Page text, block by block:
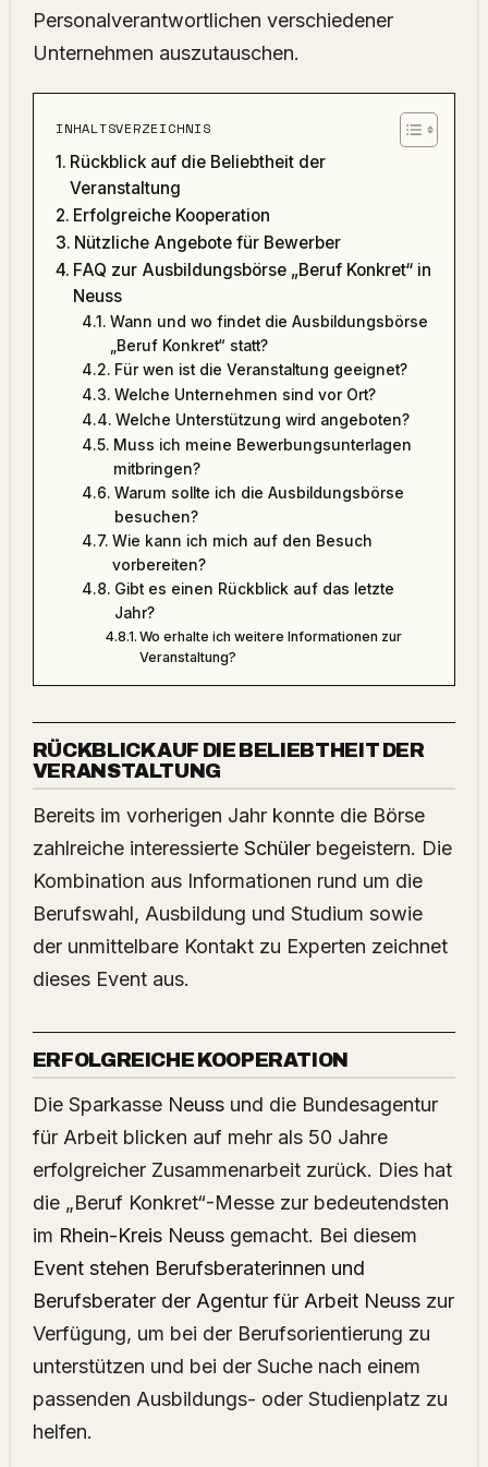
Personalverantwortlichen verschiedener
Unternehmen auszutauschen.
INHALTSVERZEICHNIS
Rückblick auf die Beliebtheit der
Veranstaltung
Erfolgreiche Kooperation
Nützliche Angebote für Bewerber
FAQ zur Ausbildungsbörse „Beruf Konkret“ in
Neuss
Wann und wo findet die Ausbildungsbörse
„Beruf Konkret“ statt?
Für wen ist die Veranstaltung geeignet?
Welche Unternehmen sind vor Ort?
Welche Unterstützung wird angeboten?
Muss ich meine Bewerbungsunterlagen
mitbringen?
Warum sollte ich die Ausbildungsbörse
besuchen?
Wie kann ich mich auf den Besuch
vorbereiten?
Gibt es einen Rückblick auf das letzte
Jahr?
Wo erhalte ich weitere Informationen zur
Veranstaltung?
RÜCKBLICK AUF DIE BELIEBTHEIT DER
VERANSTALTUNG
Bereits im vorherigen Jahr konnte die Börse
zahlreiche interessierte Schülerbegeistern. Die
Kombination aus Informationen rund um die
Berufswahl, Ausbildung und Studium sowie
der unmittelbare Kontakt zu Experten zeichnet
dieses Event aus.
ERFOLGREICHE KOOPERATION
Die Sparkasse Neuss und die Bundesagentur
für Arbeit blicken auf mehr als 50 Jahre
erfolgreicher Zusammenarbeit zurück. Dies hat
die „Beruf Konkret“-Messe zur bedeutendsten
im Rhein-Kreis Neussgemacht. Bei diesem
Event stehen Berufsberaterinnen und
Berufsberater der Agentur für Arbeit Neusszur
Verfügung, um bei der Berufsorientierung zu
unterstützen und bei der Suche nach einem
passenden Ausbildungs- oder Studienplatz zu
helfen.